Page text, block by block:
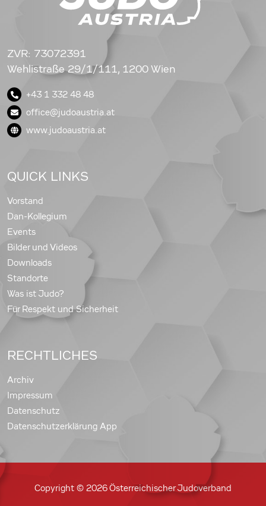
ZVR: 73072391
Wehlistraße 29/1/111, 1200 Wien
+43 1 332 48 48
office@judoaustria.at
www.judoaustria.at
QUICK LINKS
Vorstand
Dan-Kollegium
Events
Bilder und Videos
Downloads
Standorte
Was ist Judo?
Für Respekt und Sicherheit
RECHTLICHES
Archiv
Impressum
Datenschutz
Datenschutzerklärung App
Copyright © 2026 Österreichischer Judoverband